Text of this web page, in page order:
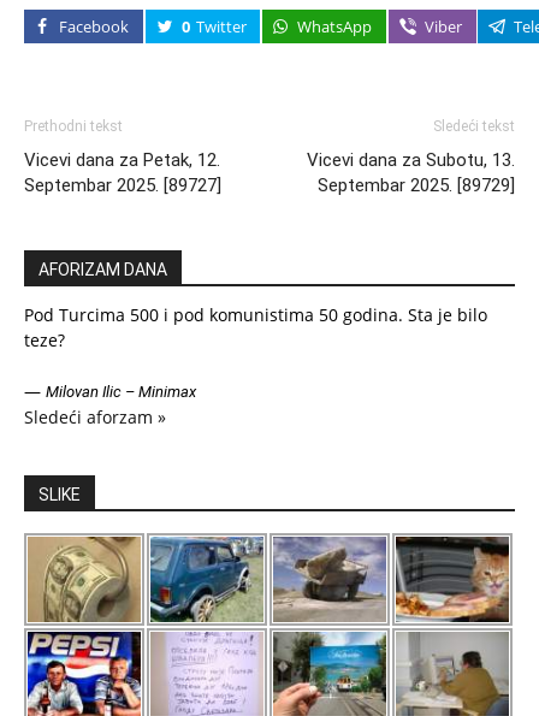
Facebook 0 Twitter WhatsApp Viber
Prethodni tekst
Vicevi dana za Petak, 12.
Septembar 2025. [89727]
Sledeći tekst
Vicevi dana za Subotu, 13.
Septembar 2025. [89729]
AFORIZAM DANA
Pod Turcima 500 i pod komunistima 50 godina. Sta je bilo
teze?
— Milovan Ilic – Minimax
Sledeći aforzam »
SLIKE